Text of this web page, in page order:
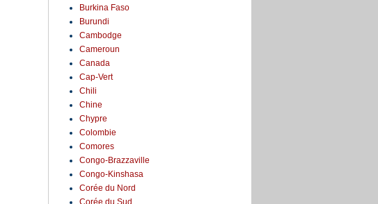
Burkina Faso
Burundi
Cambodge
Cameroun
Canada
Cap-Vert
Chili
Chine
Chypre
Colombie
Comores
Congo-Brazzaville
Congo-Kinshasa
Corée du Nord